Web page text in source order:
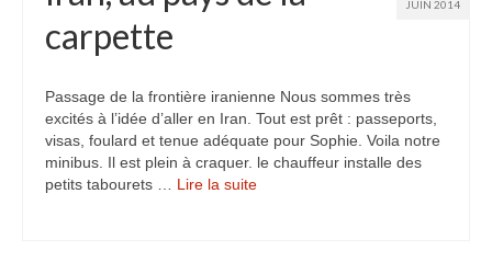
JUIN 2014
carpette
Passage de la frontière iranienne Nous sommes très
excités à l’idée d’aller en Iran. Tout est prêt : passeports,
visas, foulard et tenue adéquate pour Sophie. Voila notre
minibus. Il est plein à craquer. le chauffeur installe des
petits tabourets … Lire la suite­­